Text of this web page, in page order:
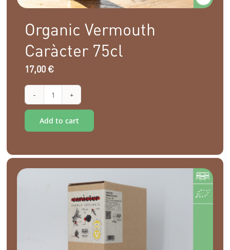
Organic Vermouth
Caràcter 75cl
17,00€
Organic
Vermouth
Caràcter
quantity
Add to cart